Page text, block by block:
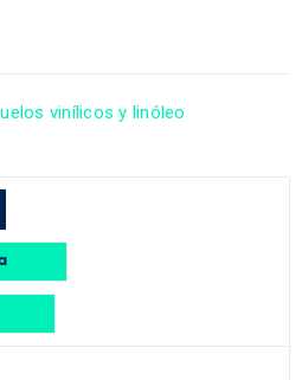
vinílicos y linóleo